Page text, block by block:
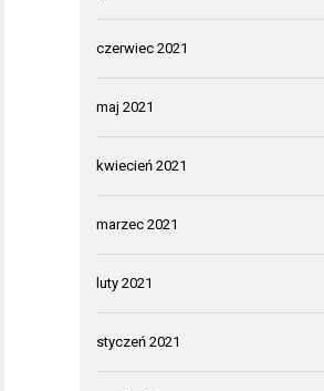
czerwiec 2021
maj 2021
kwiecień 2021
marzec 2021
luty 2021
styczeń 2021